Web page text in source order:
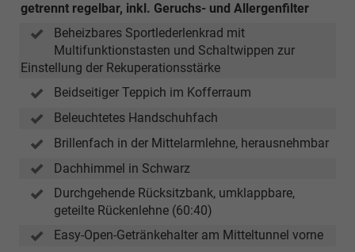
getrennt regelbar, inkl. Geruchs- und Allergenfilter
Beheizbares Sportlederlenkrad mit
Multifunktionstasten und Schaltwippen zur
Einstellung der Rekuperationsstärke
Beidseitiger Teppich im Kofferraum
Beleuchtetes Handschuhfach
Brillenfach in der Mittelarmlehne, herausnehmbar
Dachhimmel in Schwarz
Durchgehende Rücksitzbank, umklappbare,
geteilte Rückenlehne (60:40)
Easy-Open-Getränkehalter am Mitteltunnel vorne